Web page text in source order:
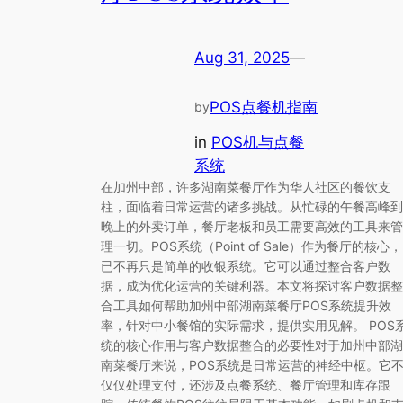
Aug 31, 2025—
byPOS点餐机指南
in POS机与点餐
系统
在加州中部，许多湖南菜餐厅作为华人社区的餐饮支
柱，面临着日常运营的诸多挑战。从忙碌的午餐高峰到
晚上的外卖订单，餐厅老板和员工需要高效的工具来管
理一切。POS系统（Point of Sale）作为餐厅的核心，
已不再只是简单的收银系统。它可以通过整合客户数
据，成为优化运营的关键利器。本文将探讨客户数据整
合工具如何帮助加州中部湖南菜餐厅POS系统提升效
率，针对中小餐馆的实际需求，提供实用见解。 POS
统的核心作用与客户数据整合的必要性对于加州中部湖
南菜餐厅来说，POS系统是日常运营的神经中枢。它不
仅仅处理支付，还涉及点餐系统、餐厅管理和库存跟